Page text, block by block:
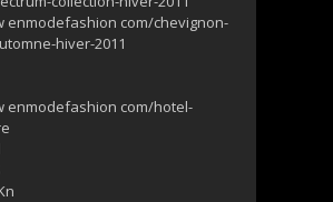
enmodefashion com/chevignon-
hiver-2011
enmodefashion com/hotel-